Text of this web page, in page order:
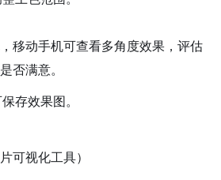
移动手机可查看多角度效果，评估
否满意。
存效果图。
可视化工具）